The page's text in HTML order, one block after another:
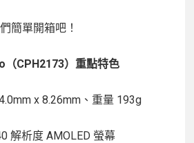
簡單開箱吧！
（CPH2173）重點特色
x 8.26mm、重量 193g
解析度 AMOLED 螢幕